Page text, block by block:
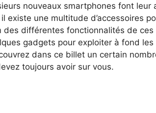
nouveaux smartphones font leur
existe une multitude d’accessoires
des différentes fonctionnalités de
gadgets pour exploiter à fond
dans ce billet un certain
toujours avoir sur vous.